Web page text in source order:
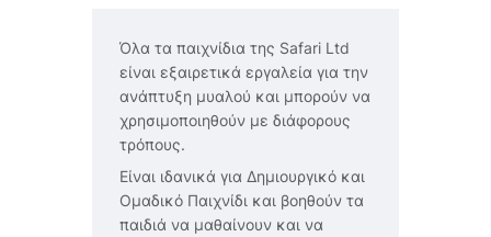
Όλα τα παιχνίδια της Safari Ltd
είναι εξαιρετικά εργαλεία για την
ανάπτυξη μυαλού και μπορούν να
χρησιμοποιηθούν με διάφορους
τρόπους.
Είναι ιδανικά για Δημιουργικό και
Ομαδικό Παιχνίδι και βοηθούν τα
παιδιά να μαθαίνουν και να